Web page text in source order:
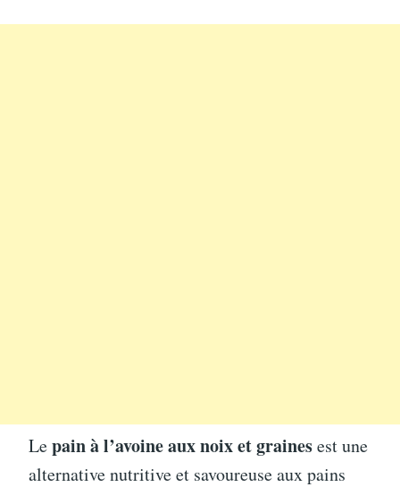
Lepain à l’avoine aux noix et grainesest une
alternative nutritive et savoureuse aux pains